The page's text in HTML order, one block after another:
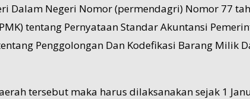
Negeri Nomor (permendagri) Nomor 77
tentang Pernyataan Standar Akuntansi
Penggolongan Dan Kodefikasi Barang Milik
tersebut maka harus dilaksanakan sejak 1